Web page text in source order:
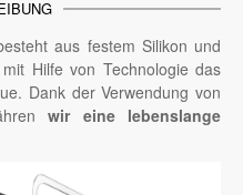
aus festem Silikon und
Hilfe von Technologie das
Dank der Verwendung von
wir eine lebenslange